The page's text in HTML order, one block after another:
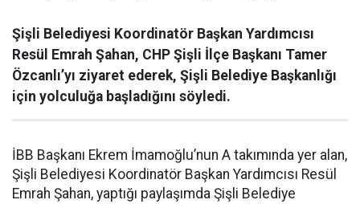
Şişli Belediyesi Koordinatör Başkan Yardımcısı
Resül Emrah Şahan, CHP Şişli İlçe Başkanı Tamer
Özcanlı’yı ziyaret ederek, Şişli Belediye Başkanlığı
için yolculuğa başladığını söyledi.
İBB Başkanı Ekrem İmamoğlu’nun A takımında yer alan,
Şişli Belediyesi Koordinatör Başkan Yardımcısı Resül
Emrah Şahan, yaptığı paylaşımda Şişli Belediye